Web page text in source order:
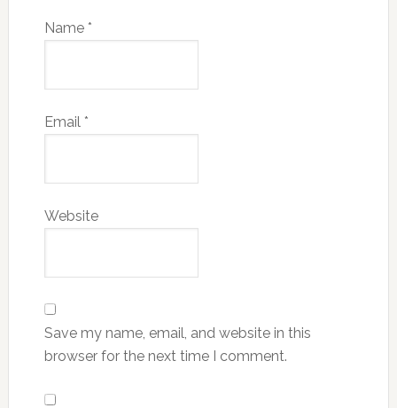
Name *
Email *
Website
Save my name, email, and website in this
browser for the next time I comment.